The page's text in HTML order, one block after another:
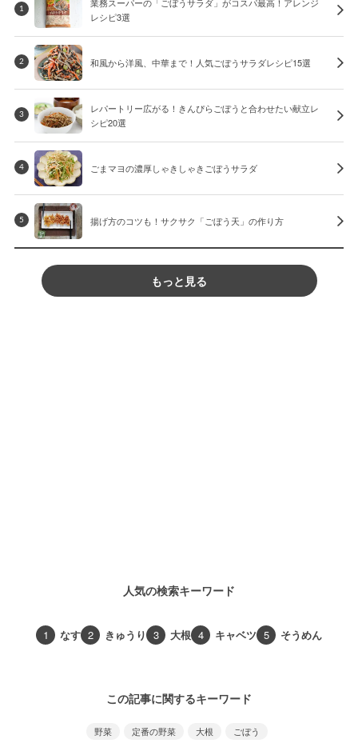
1
業務スーパーの「ごぼうサラダ」がコスパ最高！アレンジ
レシピ3選
2 和風から洋風、中華まで！人気ごぼうサラダレシピ15選
3
レパートリー広がる！きんぴらごぼうと合わせたい献立レ
シピ20選
4 ごまマヨの濃厚しゃきしゃきごぼうサラダ
5 揚げ方のコツも！サクサク「ごぼう天」の作り方
もっと見る
人気の検索キーワード
1 なす 2 きゅうり 3 大根 4 キャベツ 5 そうめん
この記事に関するキーワード
野菜 定番の野菜 大根 ごぼう